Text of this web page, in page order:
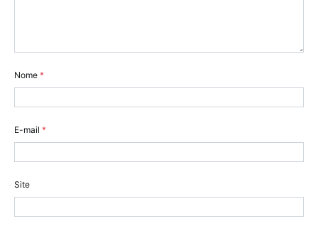
Nome *
E-mail *
Site